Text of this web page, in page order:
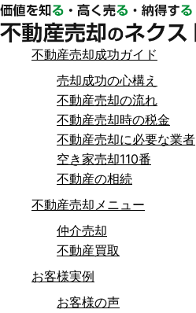
不動産売却成功ガイド
売却成功の心構え
不動産売却の流れ
不動産売却時の税金
不動産売却に必要な業者
空き家売却110番
不動産の相続
不動産売却メニュー
仲介売却
不動産買取
お客様実例
お客様の声